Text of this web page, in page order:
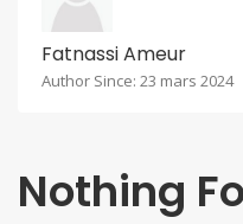
Fatnassi Ameur
Author Since: 23 mars 2024
Nothing